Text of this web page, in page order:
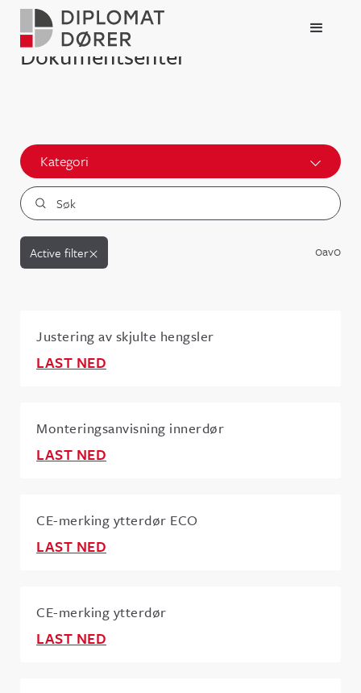
Dokumentsenter
Kategori
Active filter 0av0
Justering av skjulte hengsler
LAST NED
Monteringsanvisning innerdør
LAST NED
CE-merking ytterdør ECO
LAST NED
CE-merking ytterdør
LAST NED